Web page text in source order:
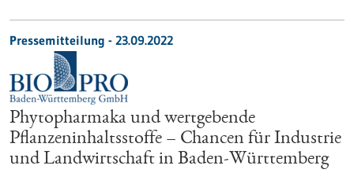
Pressemitteilung - 23.09.2022
Phytopharmaka und wertgebende
Pflanzeninhaltsstoffe – Chancen für Industrie
und Landwirtschaft in Baden-Württemberg